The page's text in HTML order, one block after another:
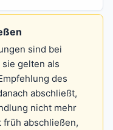
sind bei
gelten als
des
abschließt,
nicht mehr
abschließen,